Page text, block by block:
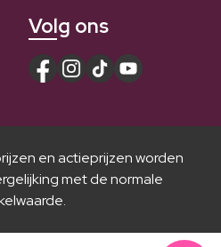
Volg ons
en actieprijzen worden
met de normale